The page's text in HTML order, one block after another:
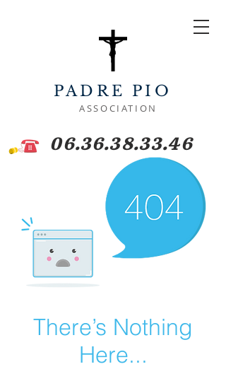
PADRE PIO
ASSOCIATION
06.36.38.33.46
There’s Nothing
Here...